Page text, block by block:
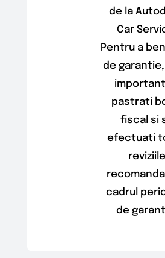
de la
Car
Pentru a
de
pastrati
fiscal si
efectuati
reviziile
cadrul
de